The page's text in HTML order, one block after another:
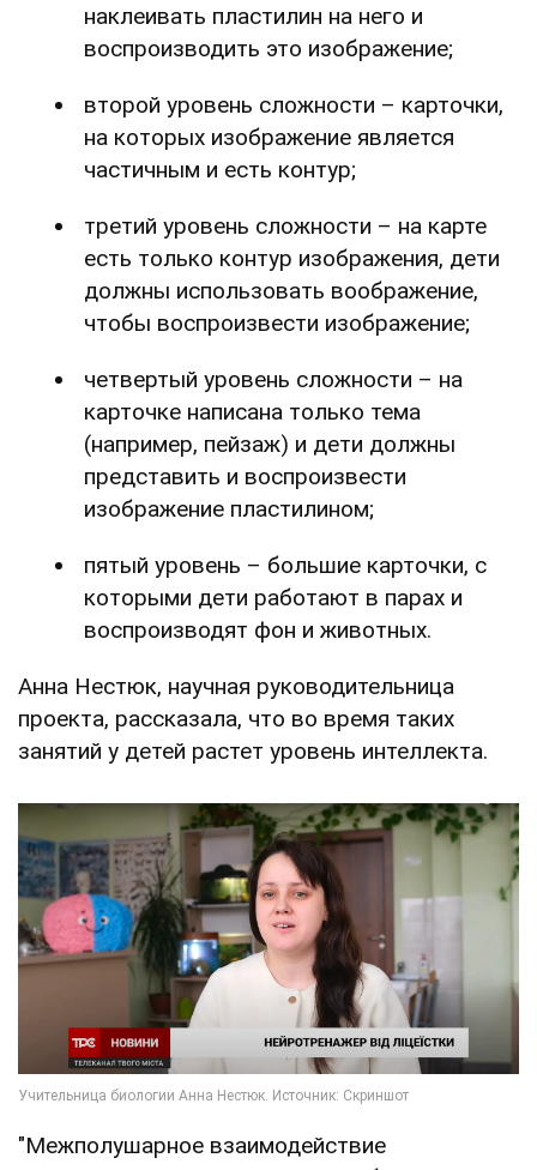
наклеивать пластилин на него и
воспроизводить это изображение;
второй уровень сложности – карточки,
на которых изображение является
частичным и есть контур;
третий уровень сложности – на карте
есть только контур изображения, дети
должны использовать воображение,
чтобы воспроизвести изображение;
четвертый уровень сложности – на
карточке написана только тема
(например, пейзаж) и дети должны
представить и воспроизвести
изображение пластилином;
пятый уровень – большие карточки, с
которыми дети работают в парах и
воспроизводят фон и животных.
Анна Нестюк, научная руководительница
проекта, рассказала, что во время таких
занятий у детей растет уровень интеллекта.
"Межполушарное взаимодействие